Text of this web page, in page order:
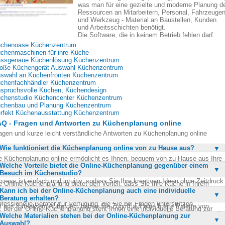
was man für eine gezielte und moderne Planung
Ressourcen an Mitarbeitern, Personal, Fahrzeugen
und Werkzeug - Material an Baustellen, Kunden
und Arbeitsschichten benötigt.
Die Software, die in keinem Betrieb fehlen darf.
Küchenzentrum
für ihre Küche
Küchenlösung Küchenzentrum
Küchengerät Auswahl Küchenzentrum
an Küchenfronten Küchenzentrum
Küchenzentrum
Küchen, Küchendesign
Küchencenter Küchenzentrum
und Planung Küchenzentrum
Küchenausstattung Küchenzentrum
- Fragen und Antworten zu Küchenplanung online
und kurze leicht verständliche Antworten zu Küchenplanung online
Wie funktioniert die Küchenplanung online von zu Hause aus?
Küchenplanung online ermöglicht es Ihnen, bequem von zu Hause aus Ihre
zu gestalten. Sie können aus einer Vielzahl von Küchenfronten,
und Arbeitsplatten in verschiedenen Farben und Materialien wählen. Der
ist einfach und intuitiv, sodass Sie Ihre kreativen Ideen ohne Zeitdruck
können. Sie können die Planung jederzeit unterbrechen und später
was Ihnen maximale Flexibilität bietet. Zudem stehen Ihnen
Berater zur Verfügung, die Sie bei Fragen unterstützen.
Welche Vorteile bietet die Online-Küchenplanung gegenüber einem
Besuch im Küchenstudio?
Online-Küchenplanung bietet den Vorteil, dass Sie Ihre Küche in Ihrem
Tempo und ohne Zeitdruck planen können. Sie müssen keinen Termin
Küchenstudio vereinbaren und können die Planung jederzeit und von jedem
aus fortsetzen. Außerdem haben Sie Zugriff auf eine breite Palette von
und Designs, die Sie direkt vergleichen können. Ein weiterer Vorteil
die Möglichkeit, sich online beraten zu lassen, ohne das Haus verlassen zu
Kann ich bei der Online-Küchenplanung auch eine individuelle
Beratung erhalten?
bei der Online-Küchenplanung steht Ihnen eine individuelle Beratung zur
Sie können sich telefonisch oder per E-Mail mit Experten
Welche Materialien stehen bei der Online-Küchenplanung zur
Auswahl?